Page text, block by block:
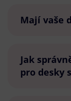
Mají vaše
Jak
pro desky